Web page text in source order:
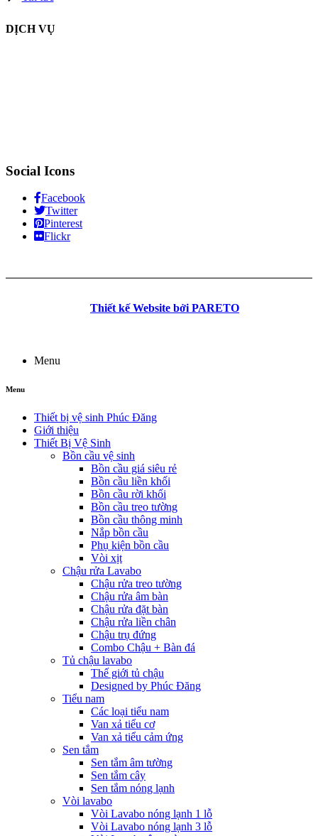
DỊCH VỤ
Social Icons
Facebook
Twitter
Pinterest
Flickr
Thiết kế Website bởi PARETO
Menu
Menu
Thiết bị vệ sinh Phúc Đăng
Giới thiệu
Thiết Bị Vệ Sinh
Bồn cầu vệ sinh
Bồn cầu giá siêu rẻ
Bồn cầu liền khối
Bồn cầu rời khối
Bồn cầu treo tường
Bồn cầu thông minh
Nắp bồn cầu
Phụ kiện bồn cầu
Vòi xịt
Chậu rửa Lavabo
Chậu rửa treo tường
Chậu rửa âm bàn
Chậu rửa đặt bàn
Chậu rửa liền chân
Chậu trụ đứng
Combo Chậu + Bàn đá
Tủ chậu lavabo
Thế giới tủ chậu
Designed by Phúc Đăng
Tiểu nam
Các loại tiểu nam
Van xả tiểu cơ
Van xả tiểu cảm ứng
Sen tắm
Sen tắm âm tường
Sen tắm cây
Sen tắm nóng lạnh
Vòi lavabo
Vòi Lavabo nóng lạnh 1 lỗ
Vòi Lavabo nóng lạnh 3 lỗ